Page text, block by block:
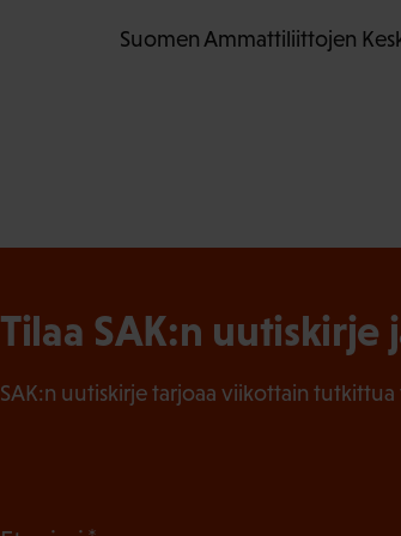
Suomen Ammattiliittojen
Tilaa SAK:n
SAK:n uutiskirje tarjoaa viikottain